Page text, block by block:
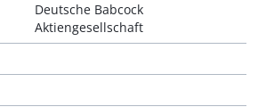
Deutsche Babcock
Aktiengesellschaft